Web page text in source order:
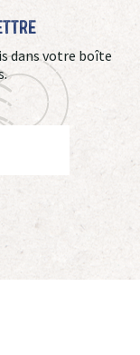
dans votre boîte